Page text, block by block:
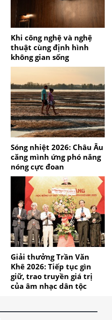
Khi công nghệ và nghệ
thuật cùng định hình
không gian sống
Sóng nhiệt 2026: Châu Âu
căng mình ứng phó nắng
nóng cực đoan
Giải thưởng Trần Văn
Khê 2026: Tiếp tục gìn
giữ, trao truyền giá trị
của âm nhạc dân tộc